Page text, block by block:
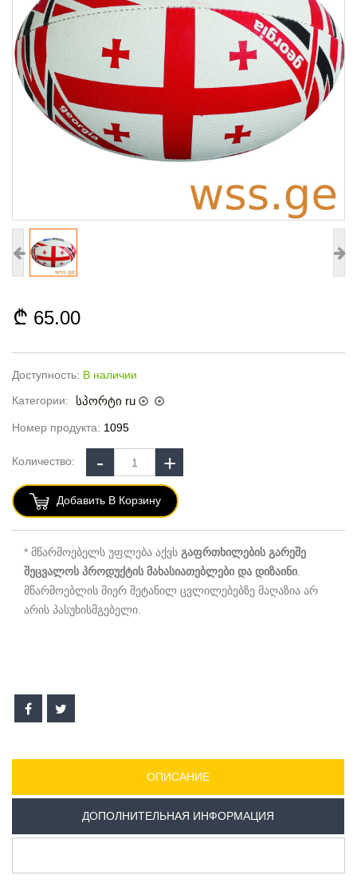
65.00
Доступность: В наличии
Категории:
სპორტი ru
Номер продукта: 1095
Количество:
Добавить В Корзину
* მწარმოებელს უფლება აქვს გაფრთხილების გარეშე
შეცვალოს პროდუქტის მახასიათებლები და დიზაინი
მწარმოებლის მიერ შეტანილ ცვლილებებზე მაღაზია არ
არის პასუხისმგებელი.
ОПИСАНИЕ
ДОПОЛНИТЕЛЬНАЯ ИНФОРМАЦИЯ